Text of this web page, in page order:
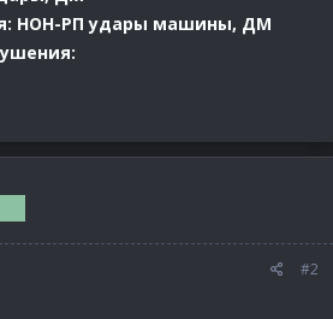
НОН-РП удары машины, ДМ
#2